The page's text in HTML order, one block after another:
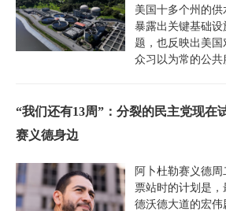
美国十多个州的供
暴露出关键基础
题，也反映出美
众习以为常的公共
“我们还有13周”：分裂的民主党现在
赛义德身边
阿卜杜勒赛义德
票站时的计划是
德沃德大道的宏